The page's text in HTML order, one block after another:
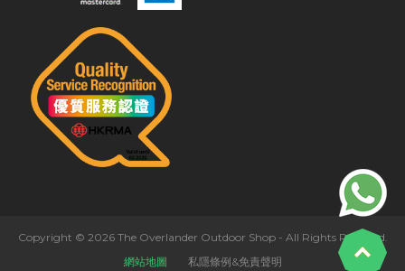
Copyright © 2026 The Overlander Outdoor Shop - All Rights Reserved.
網站地圖
私隱條例&免責聲明